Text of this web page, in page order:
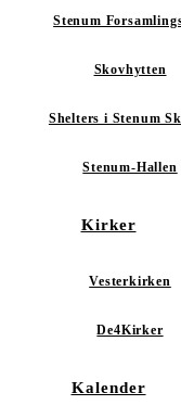
Stenum
Skovhytten
Shelters i Stenum
Stenum-Hallen
Kirker
Vesterkirken
De4Kirker
Kalender